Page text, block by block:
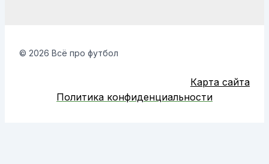
© 2026 Всё про футбол
Карта сайта
Политика конфиденциальности